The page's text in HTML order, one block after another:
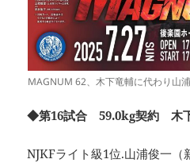
MAGNUM 62、木下竜輔に代わり山
◆第16試合 59.0kg契約 木
NJKFライト級1位.山浦俊一